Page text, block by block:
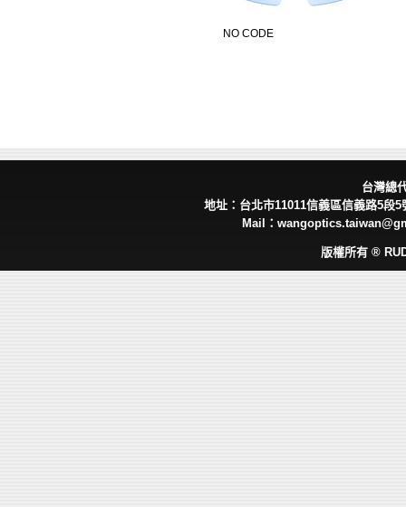
NO CODE
台灣
地址：台北市11011信義區信義路5
Mail：
版權所有 ®